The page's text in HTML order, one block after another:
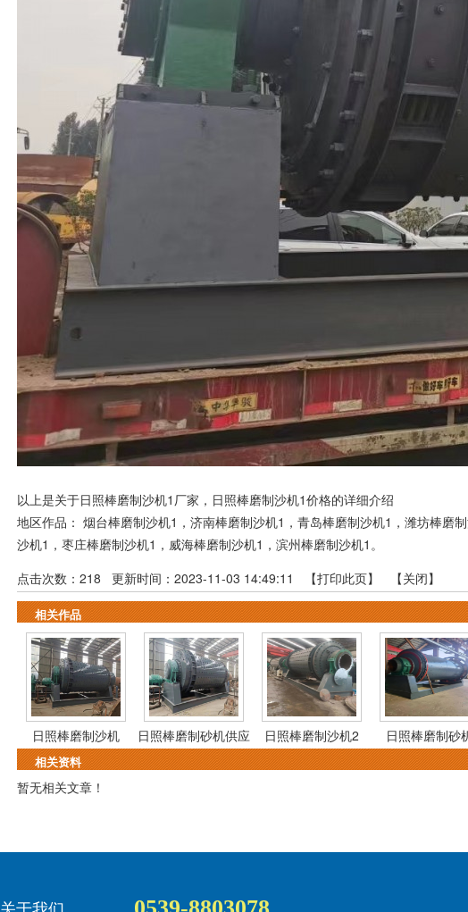
以上是关于日照棒磨制沙机1厂家，日照棒磨制沙机1价格的详细介绍
地区作品： 烟台棒磨制沙机1 ， 济南棒磨制沙机1 ， 青岛棒磨制沙机1 ， 潍坊棒磨
沙机1 ， 枣庄棒磨制沙机1 ， 威海棒磨制沙机1 ， 滨州棒磨制沙机1 。
点击次数： 218 更新时间：2023-11-03 14:49:11 【打印此页】 【关闭】
相关作品
日照棒磨制沙机 日照棒磨制砂机供应 日照棒磨制沙机2 日照棒磨制砂
相关资料
暂无相关文章！
关于我们